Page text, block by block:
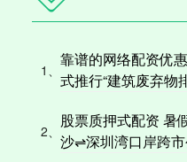
1、
靠谱的网络配资优
式推行“建筑废弃物
2、
股票质押式配资 暑
沙⇌深圳湾口岸跨